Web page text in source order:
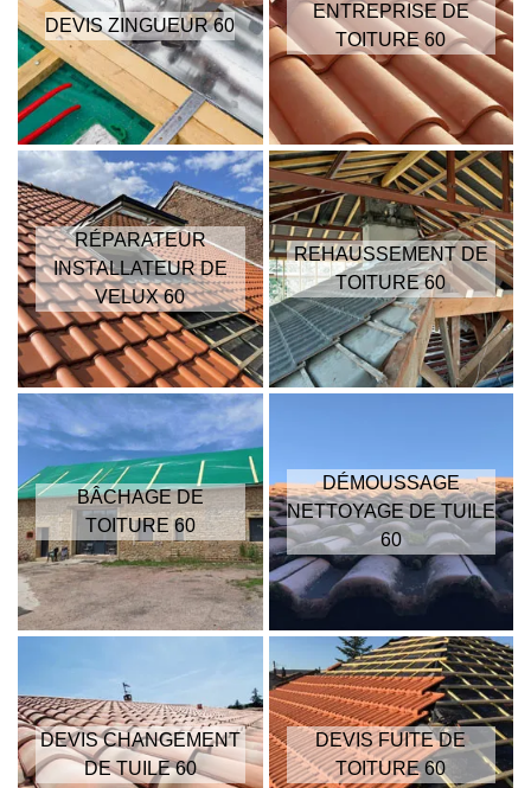
DEVIS ZINGUEUR 60
ENTREPRISE DE
TOITURE 60
RÉPARATEUR
INSTALLATEUR DE
VELUX 60
REHAUSSEMENT DE
TOITURE 60
BÂCHAGE DE
TOITURE 60
DÉMOUSSAGE
NETTOYAGE DE TUILE
60
DEVIS CHANGEMENT
DE TUILE 60
DEVIS FUITE DE
TOITURE 60